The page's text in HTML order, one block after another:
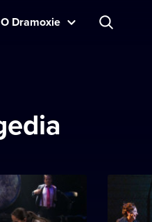
O Dramoxie